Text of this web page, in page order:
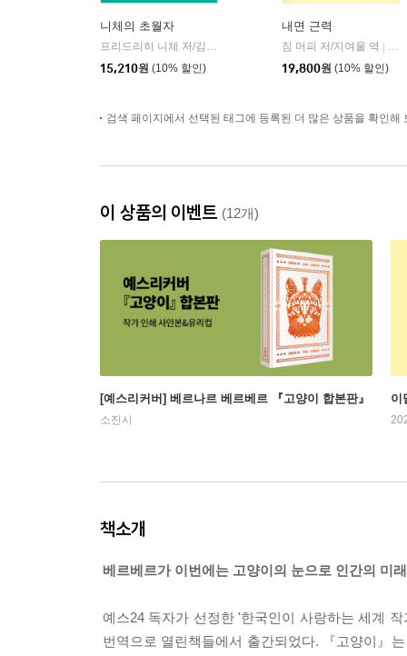
니체의 초월자
프리드리히 니체 저/김철 편역
15,210원 (10% 할인)
내면 근력
짐 머피 저/지여울 역
윌
19,800원 (10% 할인)
검색 페이지에서 선택된 태그에 등록된 더 많은 상품을 확인해
이 상품의 이벤트 (12개)
[예스리커버] 베르나르 베르베르 『고양이 합본판』
소진시
이
책소개
베르베르가 이번에는 고양이의 눈으로 인간의 미
예스24 독자가 선정한 '한국인이 사랑하는 세계
번역으로 열린책들에서 출간되었다. 『고양이』